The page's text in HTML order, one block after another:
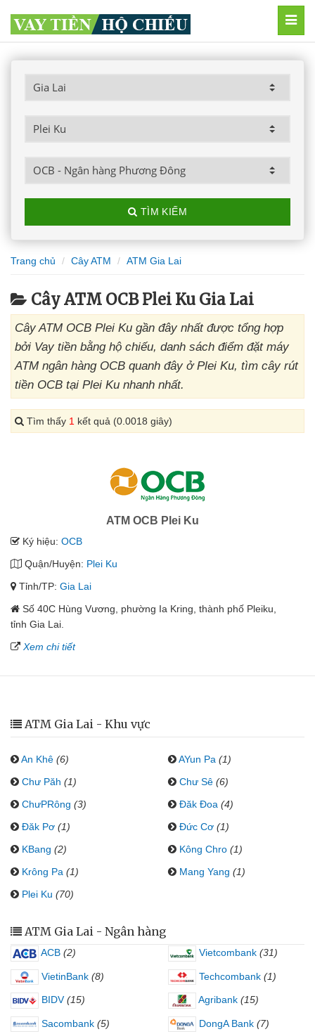
TÌM KIẾM
Trang chủ Cây ATM ATM Gia Lai
Cây ATM OCB Plei Ku Gia Lai
Cây ATM OCB Plei Ku gần đây nhất được tổng hợp
bởi Vay tiền bằng hộ chiếu, danh sách điểm đặt máy
ATM ngân hàng OCB quanh đây ở Plei Ku, tìm cây rút
tiền OCB tại Plei Ku nhanh nhất.
Tìm thấy 1 kết quả (0.0018 giây)
ATM OCB Plei Ku
Ký hiệu: OCB
Quận/Huyện: Plei Ku
Tỉnh/TP: Gia Lai
Số 40C Hùng Vương, phường Ia Kring, thành phố Pleiku,
tỉnh Gia Lai.
Xem chi tiết
ATM Gia Lai - Khu vực
An Khê (6) AYun Pa (1)
Chư Păh (1) Chư Sê (6)
ChưPRông (3) Đăk Đoa (4)
Đăk Pơ (1) Đức Cơ (1)
KBang (2) Kông Chro (1)
Krông Pa (1) Mang Yang (1)
Plei Ku (70)
ATM Gia Lai - Ngân hàng
ACB (2) Vietcombank (31)
VietinBank (8) Techcombank (1)
BIDV (15) Agribank (15)
Sacombank (5) DongA Bank (7)